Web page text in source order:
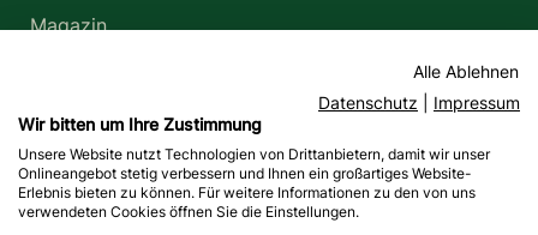
Magazin
Impressum
Datenschutz
Haftungshinweise
Barrierefreiheit
Alle Ablehnen
Datenschutz
Impressum
Wir bitten um Ihre Zustimmung
Unsere Website nutzt Technologien von Drittanbietern, damit wir unser
Onlineangebot stetig verbessern und Ihnen ein großartiges Website-
Erlebnis bieten zu können. Für weitere Informationen zu den von uns
verwendeten Cookies öffnen Sie die Einstellungen.